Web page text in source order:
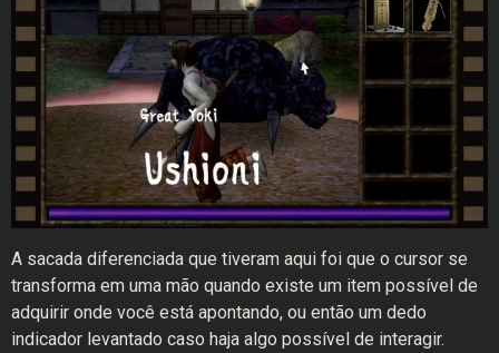
A sacada diferenciada que tiveram aqui foi que o cursor se
transforma em uma mão quando existe um item possível de
adquirir onde você está apontando, ou então um dedo
indicador levantado caso haja algo possível de interagir.